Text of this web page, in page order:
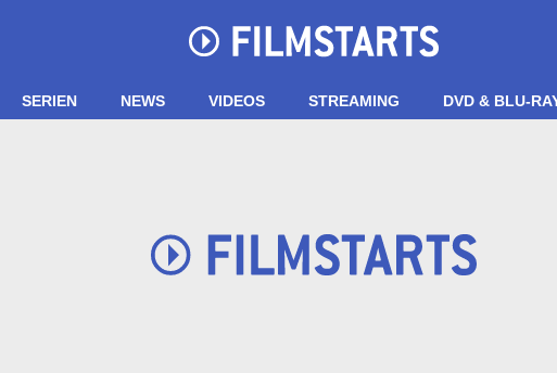
SERIEN NEWS VIDEOS STREAMING DVD & BLU-